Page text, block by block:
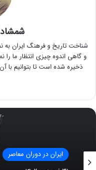
شناخت تاریخ و فرهنگ ایران به
و گاهی اندوه چیزی انتظار ما
ذخیره شده است تا بتوانیم
ایران در دوران معاصر